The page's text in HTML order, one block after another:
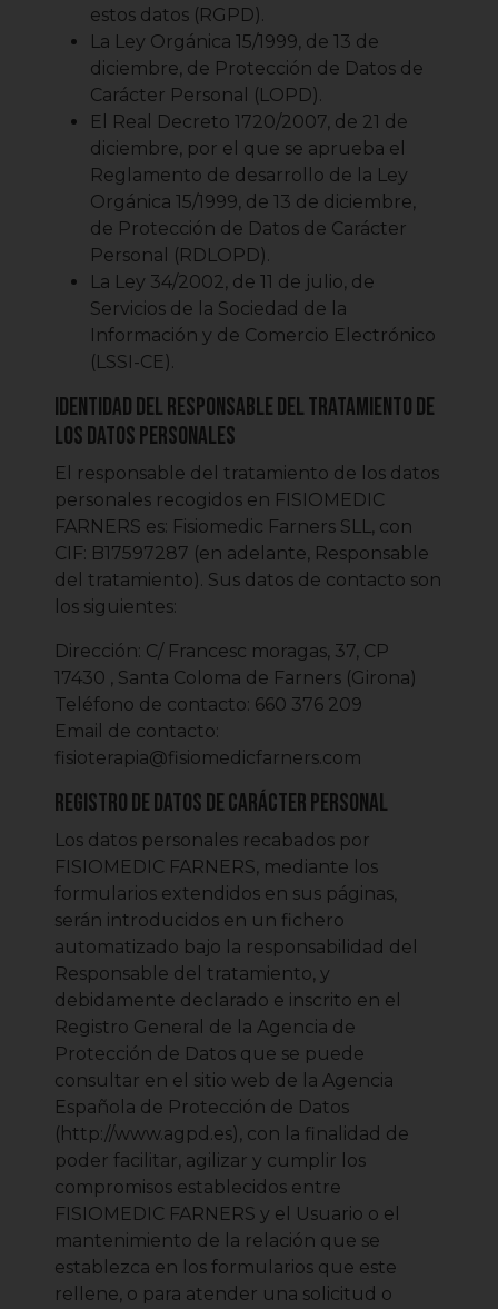
estos datos (RGPD).
La Ley Orgánica 15/1999, de 13 de
diciembre, de Protección de Datos de
Carácter Personal (LOPD).
El Real Decreto 1720/2007, de 21 de
diciembre, por el que se aprueba el
Reglamento de desarrollo de la Ley
Orgánica 15/1999, de 13 de diciembre,
de Protección de Datos de Carácter
Personal (RDLOPD).
La Ley 34/2002, de 11 de julio, de
Servicios de la Sociedad de la
Información y de Comercio Electrónico
(LSSI-CE).
Identidad del responsable del tratamiento de
los datos personales
El responsable del tratamiento de los datos
personales recogidos en FISIOMEDIC
FARNERS es: Fisiomedic Farners SLL, con
CIF: B17597287 (en adelante, Responsable
del tratamiento). Sus datos de contacto son
los siguientes:
Dirección: C/ Francesc moragas, 37, CP
17430 , Santa Coloma de Farners (Girona)
Teléfono de contacto: 660 376 209
Email de contacto:
fisioterapia@fisiomedicfarners.com
Registro de Datos de Carácter Personal
Los datos personales recabados por
FISIOMEDIC FARNERS, mediante los
formularios extendidos en sus páginas,
serán introducidos en un fichero
automatizado bajo la responsabilidad del
Responsable del tratamiento, y
debidamente declarado e inscrito en el
Registro General de la Agencia de
Protección de Datos que se puede
consultar en el sitio web de la Agencia
Española de Protección de Datos
(http://www.agpd.es), con la finalidad de
poder facilitar, agilizar y cumplir los
compromisos establecidos entre
FISIOMEDIC FARNERS y el Usuario o el
mantenimiento de la relación que se
establezca en los formularios que este
rellene, o para atender una solicitud o